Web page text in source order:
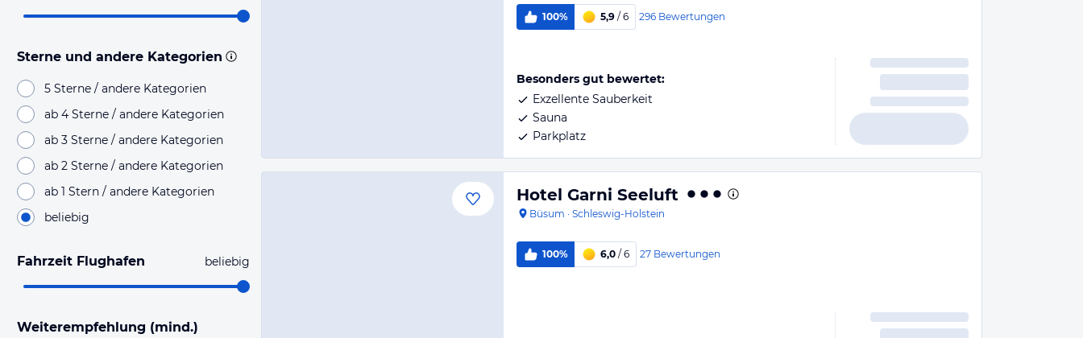
Sterne und andere Kategorien
5 Sterne / andere Kategorien
ab 4 Sterne / andere Kategorien
ab 3 Sterne / andere Kategorien
ab 2 Sterne / andere Kategorien
ab 1 Stern / andere Kategorien
beliebig
Fahrzeit Flughafen beliebig
Weiterempfehlung (mind.)
100% 5,9 / 6 296 Bewertungen
Besonders gut bewertet:
Exzellente Sauberkeit
Sauna
Parkplatz
Hotel Garni Seeluft
Büsum · Schleswig-Holstein
100% 6,0 / 6 27 Bewertungen